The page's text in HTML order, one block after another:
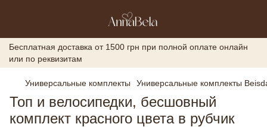
Бесплатная доставка от 1500 грн при полной оплате онлайн
или по реквизитам
Универсальные комплекты Универсальные комплекты
Топ и велосипедки, бесшовный
комплект красного цвета в рубчик